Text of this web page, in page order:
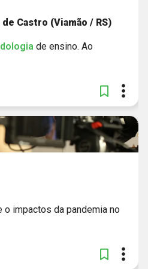
Castro (Viamão / RS)
de ensino. Ao
impactos da pandemia no